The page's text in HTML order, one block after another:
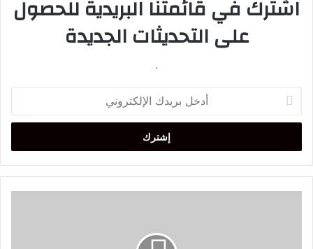
اشترك في قائمتنا البريدية للحصول
على التحديثات الجديدة
.
بريدك
الإلكتروني